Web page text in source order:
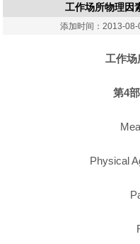
工作场所物理因
添加时间：2013-
工作场
第4
Physical